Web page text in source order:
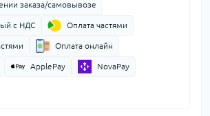
заказа/самовывозе
с НДС Оплата частями
Оплата онлайн
ApplePay NovaPay